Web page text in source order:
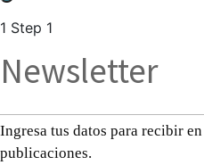
1 Step 1
Newsletter
Ingresa tus datos para recibir
publicaciones.